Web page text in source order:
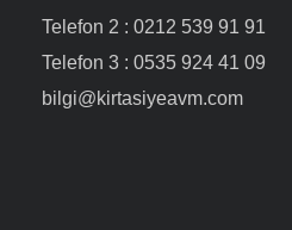
Telefon 2 : 0212 539 91 91
Telefon 3 : 0535 924 41 09
bilgi@kirtasiyeavm.com